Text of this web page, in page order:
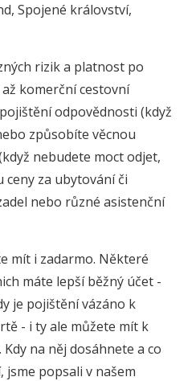
Spojené království,
rizik a platnost po
komerční cestovní
odpovědnosti (když
způsobíte věcnou
nebudete moct odjet,
za ubytování či
nebo různé asistenční
mít i zadarmo. Některé
máte lepší běžný účet -
je pojištění vázáno k
- i ty ale můžete mít k
na něj dosáhnete a co
popsali v našem